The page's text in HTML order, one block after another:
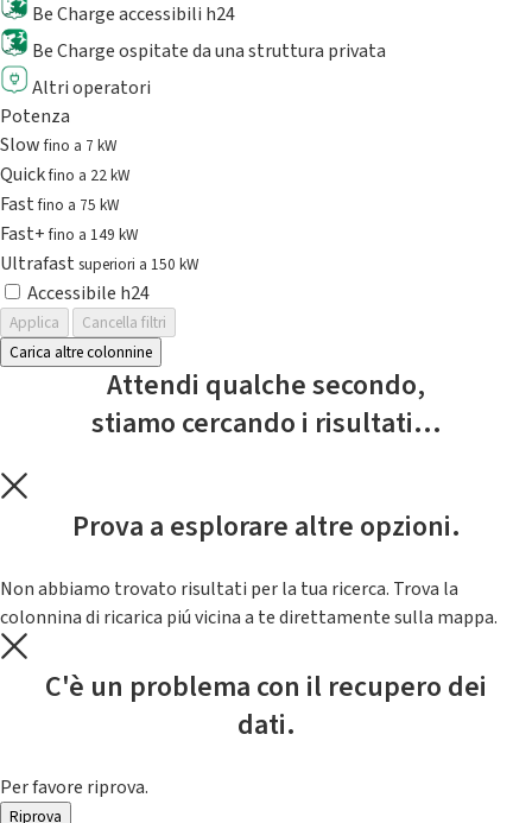
Be Charge accessibili h24
Be Charge ospitate da una struttura privata
Altri operatori
Potenza
Slowfino a 7 kW
Quickfino a 22 kW
Fastfino a 75 kW
Fast+fino a 149 kW
Ultrafast superiori a 150 kW
Accessibile h24
Applica
Cancella filtri
Carica altre colonnine
Attendi qualche secondo,
stiamo cercando i risultati...
Prova a esplorare altre opzioni.
Non abbiamo trovato risultati per la tua ricerca. Trova la
colonnina di ricarica piú vicina a te direttamente sulla mappa.
C'è un problema con il recupero dei
dati.
Per favore riprova.
Riprova